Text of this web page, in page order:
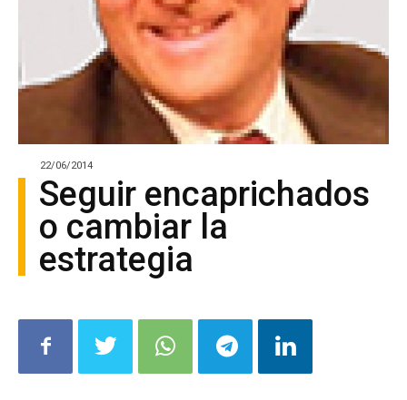
22/06/2014
Seguir encaprichados
o cambiar la
estrategia